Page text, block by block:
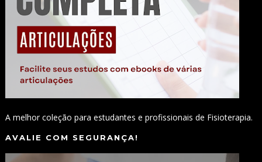
A melhor coleção para estudantes e profissionais de Fisioterapia.
AVALIE COM SEGURANÇA!